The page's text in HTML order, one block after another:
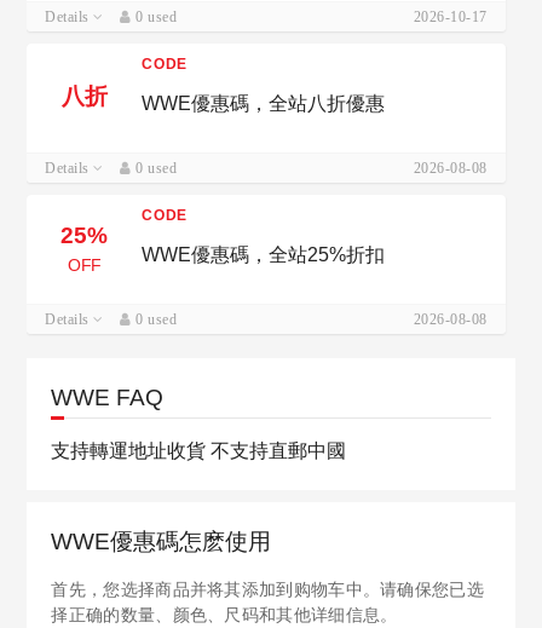
Details 0 used 2026-10-17
八折
CODE
WWE優惠碼，全站八折優惠
Details 0 used 2026-08-08
25%
OFF
CODE
WWE優惠碼，全站25%折扣
Details 0 used 2026-08-08
WWE FAQ
支持轉運地址收貨 不支持直郵中國
WWE優惠碼怎麽使用
首先，您选择商品并将其添加到购物车中。请确保您已选
择正确的数量、颜色、尺码和其他详细信息。